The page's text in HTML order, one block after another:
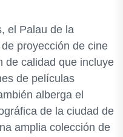
el Palau de la
proyección de cine
de calidad que incluye
de películas
alberga el
de la ciudad de
amplia colección de